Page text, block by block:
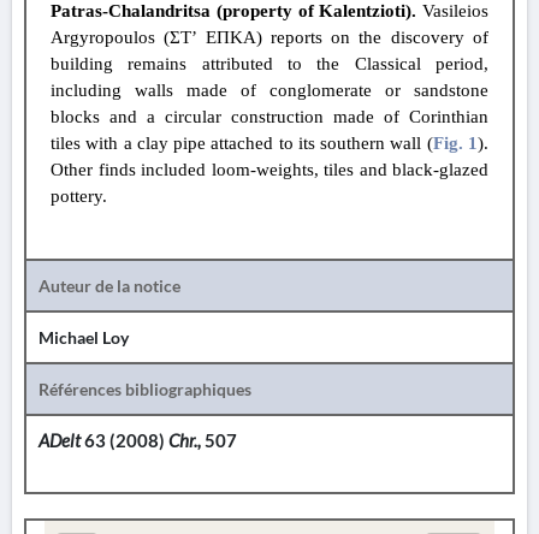
Patras-Chalandritsa (property of Kalentzioti). Vasileios
Argyropoulos (ΣΤ’ ΕΠΚΑ) reports on the discovery of
building remains attributed to the Classical period,
including walls made of conglomerate or sandstone
blocks and a circular construction made of Corinthian
tiles with a clay pipe attached to its southern wall (Fig. 1).
Other finds included loom-weights, tiles and black-glazed
pottery.
Auteur de la notice
Michael Loy
Références bibliographiques
ADelt63 (2008) Chr.,507